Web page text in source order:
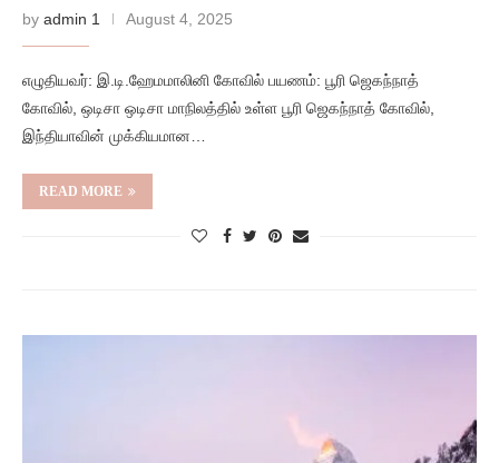
by admin 1 August 4, 2025
எழுதியவர்: இ.டி.ஹேமமாலினி கோவில் பயணம்: பூரி ஜெகந்நாத்
கோவில், ஒடிசா ஒடிசா மாநிலத்தில் உள்ள பூரி ஜெகந்நாத் கோவில்,
இந்தியாவின் முக்கியமான…
READ MORE